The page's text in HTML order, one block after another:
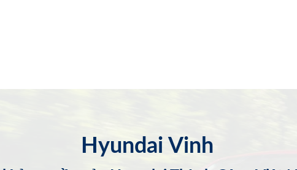
Hyundai Vinh